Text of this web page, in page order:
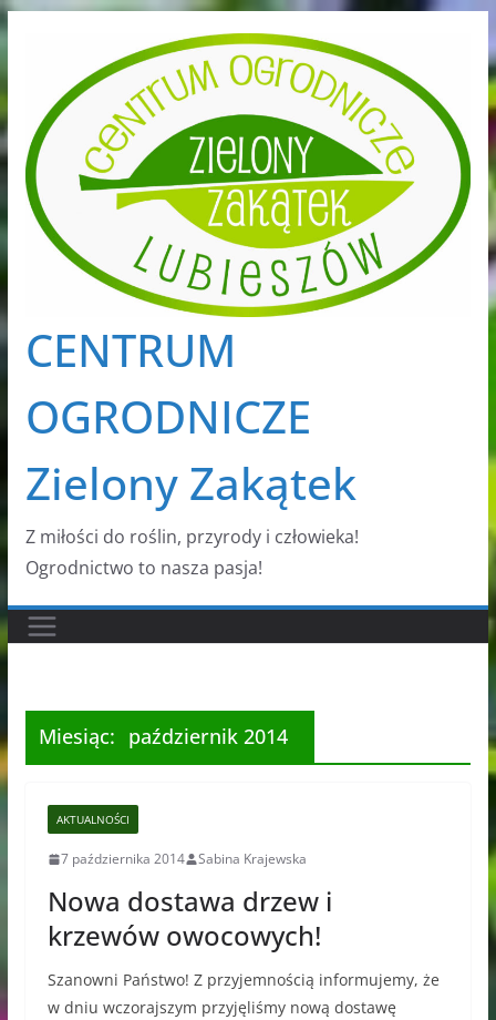
Przejdź
treści
CENTRUM
OGRODNICZE
Zielony Zakątek
Z miłości do roślin, przyrody i człowieka!
Ogrodnictwo to nasza pasja!
Miesiąc: październik 2014
AKTUALNOŚCI
7 października 2014 Sabina Krajewska
Nowa dostawa drzew i
krzewów owocowych!
Szanowni Państwo! Z przyjemnością informujemy, że
w dniu wczorajszym przyjęliśmy nową dostawę